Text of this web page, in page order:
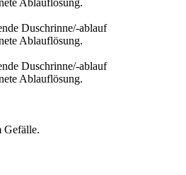
Duschrinne/-ablauf
Ablauflösung.
Duschrinne/-ablauf
Ablauflösung.
Gefälle.